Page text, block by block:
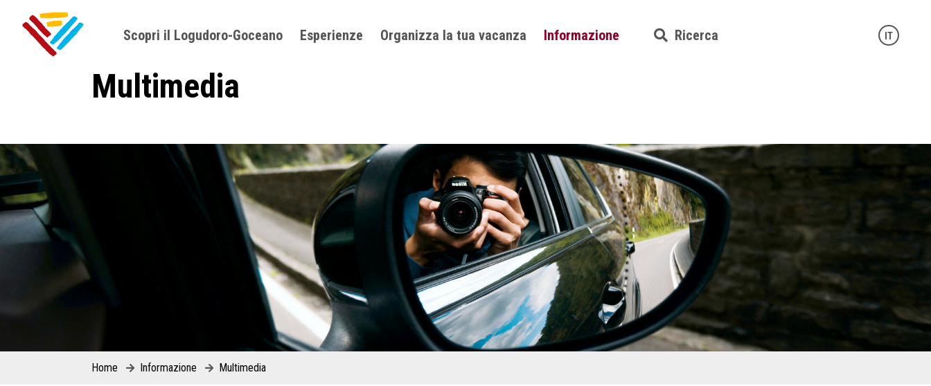
Scopri il Logudoro-Goceano Esperienze Organizza la tua vacanza Informazione Ricerca IT
Multimedia
Home Informazione Multimedia